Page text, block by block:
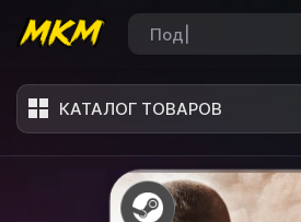
КАТАЛОГ ТОВАРОВ